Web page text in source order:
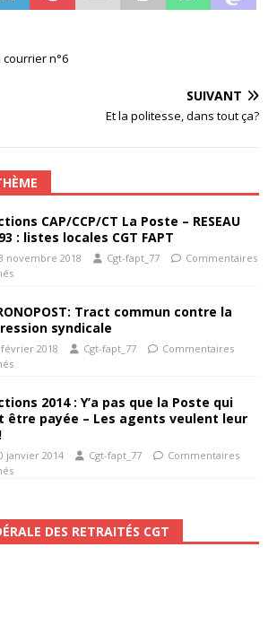
courrier n°6
SUIVANT
Et la politesse, dans tout ça?
CAP/CCP/CT La Poste – RESEAU
: listes locales CGT FAPT
novembre 2018 Cgt-fapt_77
Commentaires
Tract commun contre la
syndicale
février 2018 Cgt-fapt_77
Commentaires
2014 : Y’a pas que la Poste qui
être payée – Les agents veulent leur
janvier 2014 Cgt-fapt_77
Commentaires
DES RETRAITÉS CGT